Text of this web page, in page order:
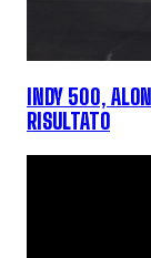
INDY 500,
RISULTATO